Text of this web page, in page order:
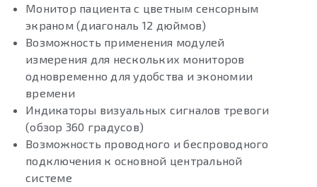
Монитор пациента с цветным сенсорным
экраном (диагональ 12 дюймов)
Возможность применения модулей
измерения для нескольких мониторов
одновременно для удобства и экономии
времени
Индикаторы визуальных сигналов тревоги
(обзор 360 градусов)
Возможность проводного и беспроводного
подключения к основной центральной
системе